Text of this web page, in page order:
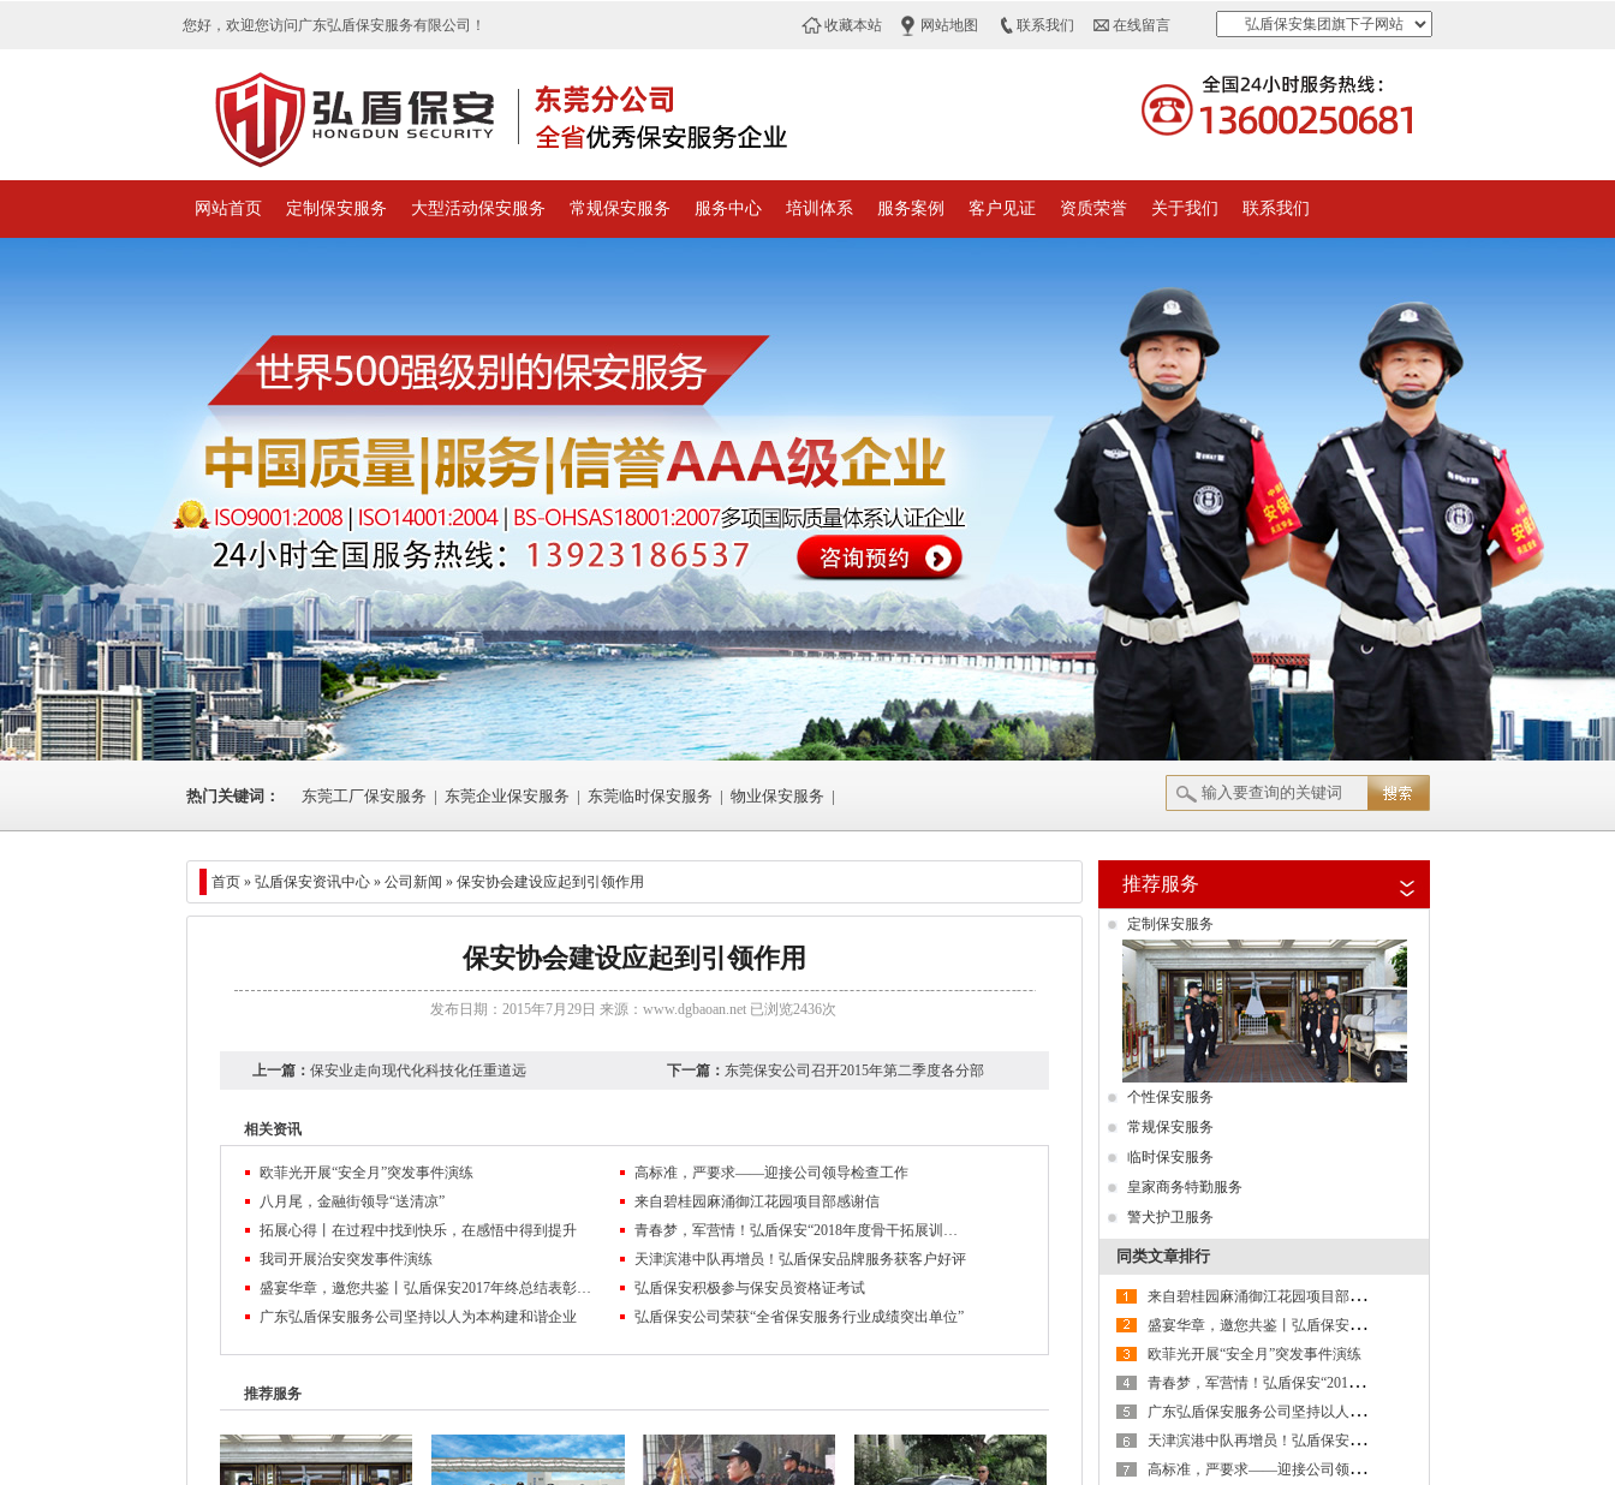
您好，欢迎您访问广东弘盾保安服务有限公司！ 收藏本站 网站地图 联系我们 在线留言 弘盾保安集团旗下子网站
网站首页 定制保安服务 大型活动保安服务 常规保安服务 服务中心 培训体系 服务案例 客户见证 资质荣誉 关于我们 联系我们
热门关键词： 东莞工厂保安服务 | 东莞企业保安服务 | 东莞临时保安服务 | 物业保安服务 |
首页 » 弘盾保安资讯中心» 公司新闻 » 保安协会建设应起到引领作用
保安协会建设应起到引领作用
发布日期：2015年7月29日 来源：www.dgbaoan.net 已浏览2436次
上一篇：保安业走向现代化科技化任重道远 下一篇： 东莞保安公司召开2015年第二季度各分部
相关资讯
欧菲光开展“安全月”突发事件演练
高标准，严要求——迎接公司领导检查工作
八月尾，金融街领导“送清凉”
来自碧桂园麻涌御江花园项目部感谢信
拓展心得丨在过程中找到快乐，在感悟中得到提升
青春梦，军营情！弘盾保安“2018年度骨干拓展训练暨管理专项培训工作会议”全程回顾
我司开展治安突发事件演练
天津滨港中队再增员！弘盾保安品牌服务获客户好评
盛宴华章，邀您共鉴丨弘盾保安2017年终总结表彰大会暨2018迎春联欢晚会回顾
弘盾保安积极参与保安员资格证考试
广东弘盾保安服务公司坚持以人为本构建和谐企业
弘盾保安公司荣获“全省保安服务行业成绩突出单位”
推荐服务
推荐服务
定制保安服务
个性保安服务
常规保安服务
临时保安服务
皇家商务特勤服务
警犬护卫服务
同类文章排行
来
自碧桂园麻涌御江花园项目部感谢信
盛
宴华章，邀您共鉴丨弘盾保安2017年终总结表彰大会暨2018迎春联欢晚会回顾
欧菲光开展“安全月”突发事件演练
青
春梦，军营情！弘盾保安“2018年度骨干拓展训练暨管理专项培训工作会议”全程回顾
广
东弘盾保安服务公司坚持以人为本构建和谐企业
天
津滨港中队再增员！弘盾保安品牌服务获客户好评
高
标准，严要求——迎接公司领导检查工作